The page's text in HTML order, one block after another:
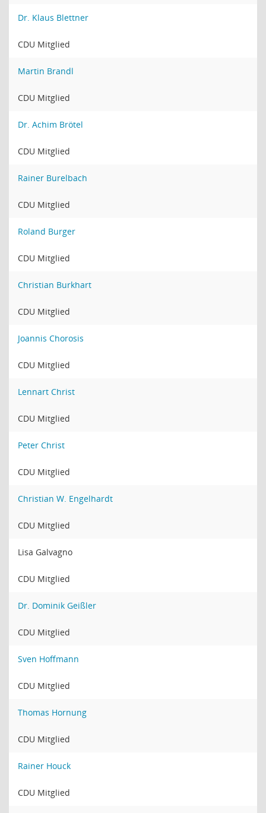
Dr. Klaus Blettner
CDU Mitglied
Martin Brandl
CDU Mitglied
Dr. Achim Brötel
CDU Mitglied
Rainer Burelbach
CDU Mitglied
Roland Burger
CDU Mitglied
Christian Burkhart
CDU Mitglied
Joannis Chorosis
CDU Mitglied
Lennart Christ
CDU Mitglied
Peter Christ
CDU Mitglied
Christian W. Engelhardt
CDU Mitglied
Lisa Galvagno
CDU Mitglied
Dr. Dominik Geißler
CDU Mitglied
Sven Hoffmann
CDU Mitglied
Thomas Hornung
CDU Mitglied
Rainer Houck
CDU Mitglied